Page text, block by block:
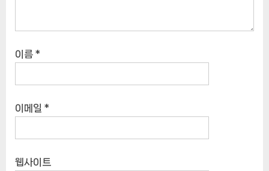
이름 *
이메일 *
웹사이트